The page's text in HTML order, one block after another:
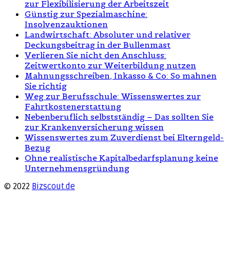
zur Flexibilisierung der Arbeitszeit
Günstig zur Spezialmaschine:
Insolvenzauktionen
Landwirtschaft: Absoluter und relativer
Deckungsbeitrag in der Bullenmast
Verlieren Sie nicht den Anschluss:
Zeitwertkonto zur Weiterbildung nutzen
Mahnungsschreiben, Inkasso & Co: So mahnen
Sie richtig
Weg zur Berufsschule: Wissenswertes zur
Fahrtkostenerstattung
Nebenberuflich selbstständig – Das sollten Sie
zur Krankenversicherung wissen
Wissenswertes zum Zuverdienst bei Elterngeld-
Bezug
Ohne realistische Kapitalbedarfsplanung keine
Unternehmensgründung
© 2022 Bizscout.de